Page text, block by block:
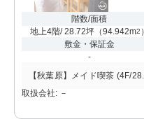
階数/面積
地上4階/ 28.72坪（94.942m2 ）
敷金・保証金
-
【秋葉原】メイド喫茶 (4F/
取扱会社: －